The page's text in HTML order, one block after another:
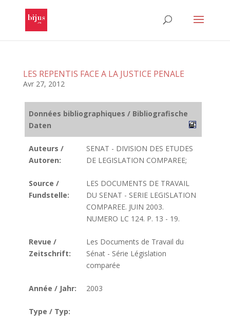
LES REPENTIS FACE A LA JUSTICE PENALE
Avr 27, 2012
Données bibliographiques / Bibliografische
Daten
Auteurs /
Autoren:
SENAT - DIVISION DES ETUDES
DE LEGISLATION COMPAREE;
Source /
Fundstelle:
LES DOCUMENTS DE TRAVAIL
DU SENAT - SERIE LEGISLATION
COMPAREE. JUIN 2003.
NUMERO LC 124. P. 13 - 19.
Revue /
Zeitschrift:
Les Documents de Travail du
Sénat - Série Législation
comparée
Année / Jahr: 2003
Type / Typ: